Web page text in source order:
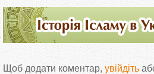
Щоб додати коментар, увійдіть